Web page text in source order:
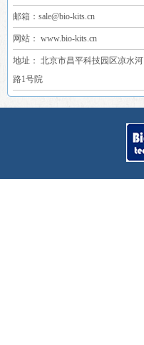
邮箱：sale@bio-kits.cn
网站： www.bio-kits.cn
地址： 北京市昌平科技园区凉水河
路1号院